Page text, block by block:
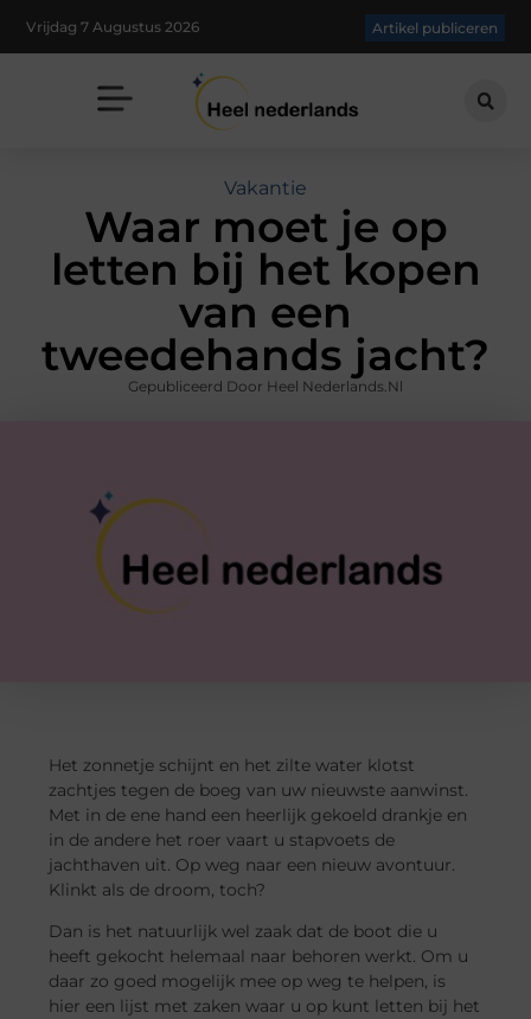
Vrijdag 7 Augustus 2026 Artikel publiceren
Vakantie
Waar moet je op
letten bij het kopen
van een
tweedehands jacht?
Gepubliceerd Door Heel Nederlands.nl
Het zonnetje schijnt en het zilte water klotst
zachtjes tegen de boeg van uw nieuwste aanwinst.
Met in de ene hand een heerlijk gekoeld drankje en
in de andere het roer vaart u stapvoets de
jachthaven uit. Op weg naar een nieuw avontuur.
Klinkt als de droom, toch?
Dan is het natuurlijk wel zaak dat de boot die u
heeft gekocht helemaal naar behoren werkt. Om u
daar zo goed mogelijk mee op weg te helpen, is
hier een lijst met zaken waar u op kunt letten bij het